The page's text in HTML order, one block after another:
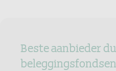
Beste aanbieder
beleggingsfondsen